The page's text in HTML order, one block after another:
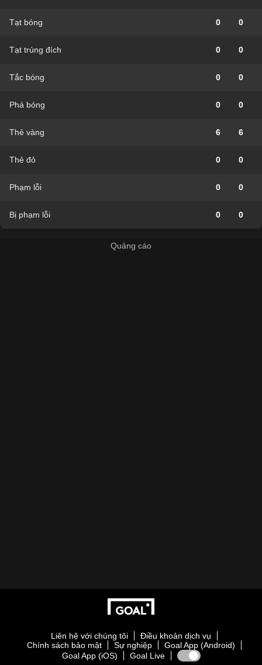
Tạt bóng 0 0
Tạt trúng đích 0 0
Tắc bóng 0 0
Phá bóng 0 0
Thẻ vàng 6 6
Thẻ đỏ 0 0
Phạm lỗi 0 0
Bị phạm lỗi 0 0
Liên hệ với chúng tôi
Điều khoản dịch vụ
Chính sách bảo mật
Sự nghiệp
Goal App (Android)
Goal App (iOS)
Goal Live